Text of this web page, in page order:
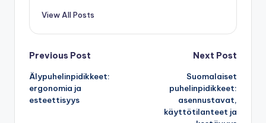
View All Posts
Post
navigation
Previous Post
Älypuhelinpidikkeet:
ergonomia ja
esteettisyys
Next Post
Suomalaiset
puhelinpidikkeet:
asennustavat,
käyttötilanteet ja